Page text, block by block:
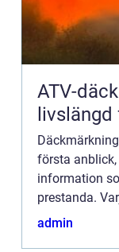
ATV-
första
information
prestanda.
berättar något
admin